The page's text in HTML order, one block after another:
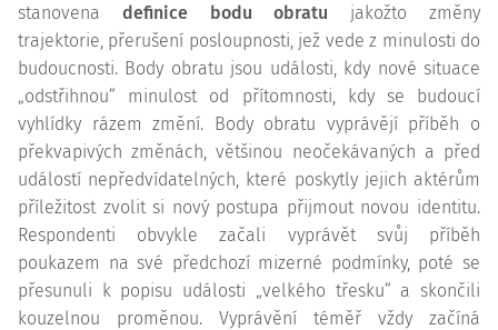
stanovena definice bodu obratu jakožto změny
trajektorie, přerušení posloupnosti, jež vede z minulosti do
budoucnosti. Body obratu jsou události, kdy nové situace
„odstřihnou“ minulost od přítomnosti, kdy se budoucí
vyhlídky rázem změní. Body obratu vyprávějí příběh o
překvapivých změnách, většinou neočekávaných a před
událostí nepředvídatelných, které poskytly jejich aktérům
příležitost zvolit si nový postupa přijmout novou identitu.
Respondenti obvykle začali vyprávět svůj příběh
poukazem na své předchozí mizerné podmínky, poté se
přesunuli k popisu události „velkého třesku“ a skončili
kouzelnou proměnou. Vyprávění téměř vždy začíná